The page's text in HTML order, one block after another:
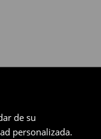
de su
personalizada.